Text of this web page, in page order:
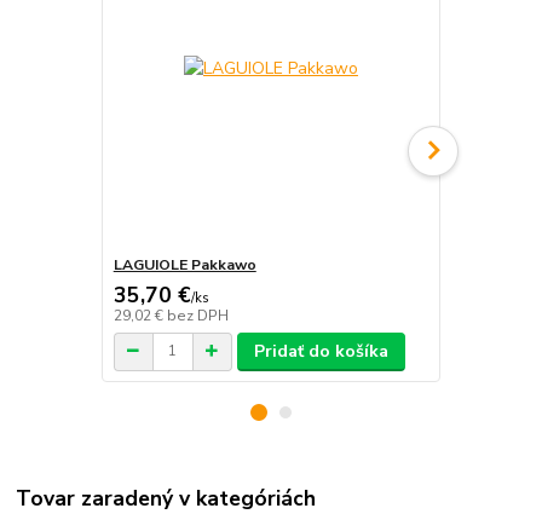
LAGUIOLE Pakkawo
35,70 €/ks
29,02 € bez DPH
Pridať do košíka
Tovar zaradený v kategóriách